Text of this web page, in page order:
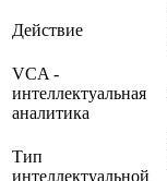
Действие
VCA -
интеллектуальная
аналитика
Тип
интеллектуальной